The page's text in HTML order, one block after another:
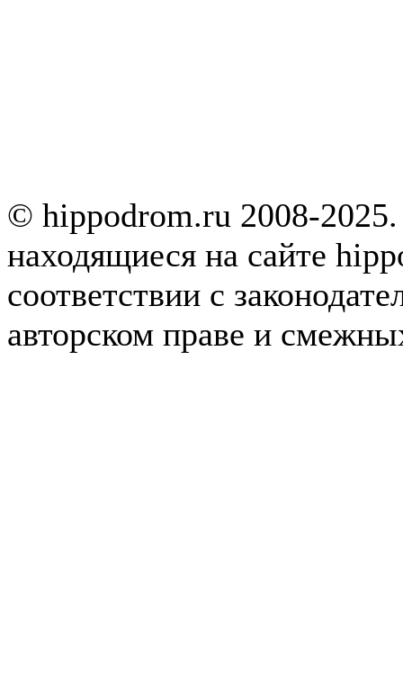
© hippodrom.ru 2008-
находящиеся на сайте
соответствии с
авторском праве и